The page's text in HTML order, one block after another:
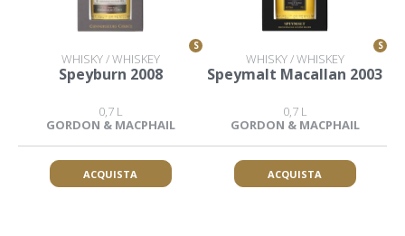
S
WHISKY / WHISKEY
Speyburn 2008
0,7 L
GORDON & MACPHAIL
ACQUISTA
S
WHISKY / WHISKEY
Speymalt Macallan 2003
0,7 L
GORDON & MACPHAIL
ACQUISTA